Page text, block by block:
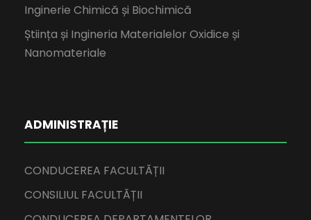
Inginerie Chimică și Biochimică
Știința și Ingineria Materialelor Oxidice și
Nanomateriale
ADMINISTRAȚIE
CONDUCEREA FACULTĂȚII
CONSILIUL FACULTĂȚII